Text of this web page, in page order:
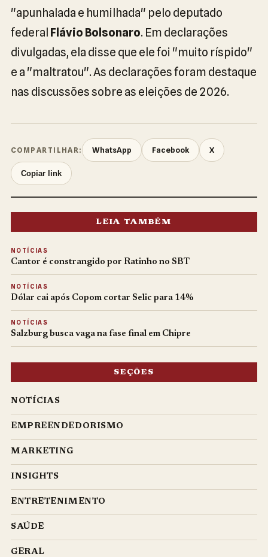
"apunhalada e humilhada" pelo deputado
federal Flávio Bolsonaro. Em declarações
divulgadas, ela disse que ele foi "muito ríspido"
e a "maltratou". As declarações foram destaque
nas discussões sobre as eleições de 2026.
COMPARTILHAR: WhatsApp Facebook X
Copiar link
LEIA TAMBÉM
NOTÍCIAS
Cantor é constrangido por Ratinho no SBT
NOTÍCIAS
Dólar cai após Copom cortar Selic para 14%
NOTÍCIAS
Salzburg busca vaga na fase final em Chipre
SEÇÕES
NOTÍCIAS
EMPREENDEDORISMO
MARKETING
INSIGHTS
ENTRETENIMENTO
SAÚDE
GERAL